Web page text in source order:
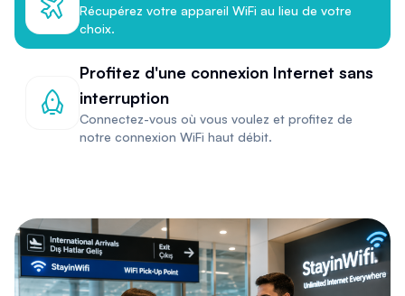
Récupérez votre appareil WiFi au lieu de votre
choix.
Profitez d'une connexion Internet sans
interruption
Connectez-vous où vous voulez et profitez de
notre connexion WiFi haut débit.